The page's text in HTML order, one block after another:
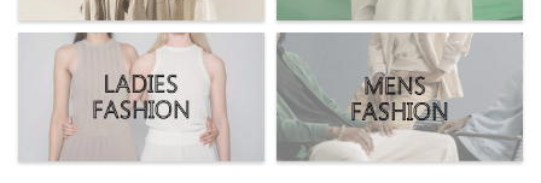
ゃれなドラマ衣装・ファッションを
チェックしてね♪
【よく検索されてる女性芸能人】